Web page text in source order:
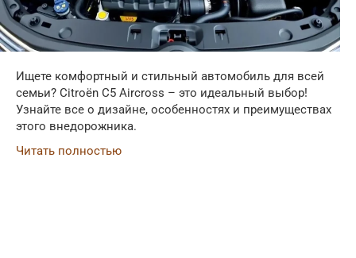
Ищете комфортный и стильный автомобиль для всей
семьи? Citroën C5 Aircross – это идеальный выбор!
Узнайте все о дизайне, особенностях и преимуществах
этого внедорожника.
Читать полностью